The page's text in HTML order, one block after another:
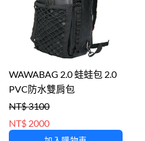
WAWABAG 2.0 蛙蛙包 2.0
PVC防水雙肩包
NT$ 3100
NT$ 2000